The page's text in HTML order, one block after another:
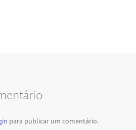
para publicar um comentário.